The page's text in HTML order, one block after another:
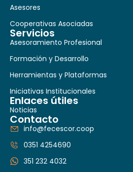
Asesores
Cooperativas Asociadas
Servicios
Asesoramiento Profesional
Formación y Desarrollo
Herramientas y Plataformas
Iniciativas Institucionales
Enlaces útiles
Noticias
Contacto
info@fecescor.coop
0351 4254690
351 232 4032